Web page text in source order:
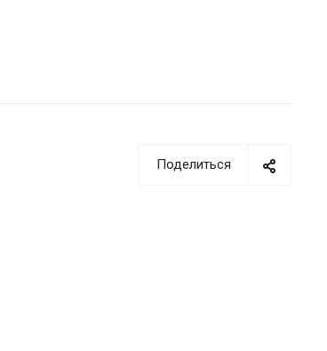
Поделиться